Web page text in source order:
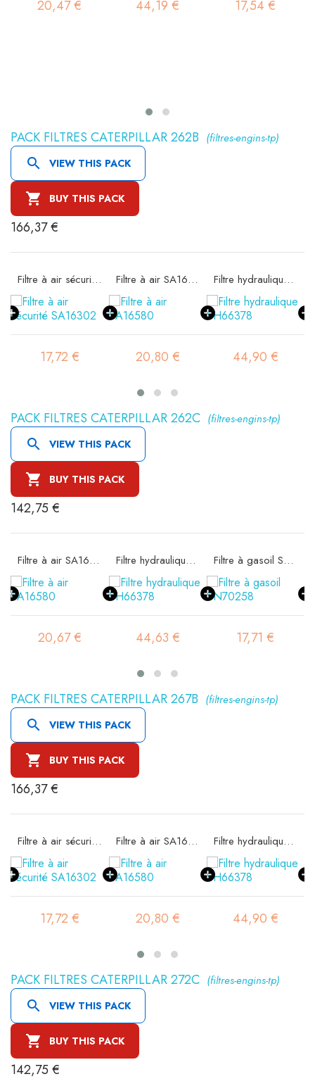
20,47 € 44,19 € 17,54 €
PACK FILTRES CATERPILLAR 262B (filtres-engins-tp)
 VIEW THIS PACK
 BUY THIS PACK
166,37 €
Filtre à air sécurité SA16302
17,72 €
Filtre à air SA16580
20,80 €
Filtre hydraulique SH66378
44,90 €
PACK FILTRES CATERPILLAR 262C (filtres-engins-tp)
 VIEW THIS PACK
 BUY THIS PACK
142,75 €
Filtre à air SA16580
20,67 €
Filtre hydraulique SH66378
44,63 €
Filtre à gasoil SN70258
17,71 €
PACK FILTRES CATERPILLAR 267B (filtres-engins-tp)
 VIEW THIS PACK
 BUY THIS PACK
166,37 €
Filtre à air sécurité SA16302
17,72 €
Filtre à air SA16580
20,80 €
Filtre hydraulique SH66378
44,90 €
PACK FILTRES CATERPILLAR 272C (filtres-engins-tp)
 VIEW THIS PACK
 BUY THIS PACK
142,75 €